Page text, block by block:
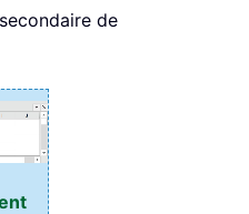
de